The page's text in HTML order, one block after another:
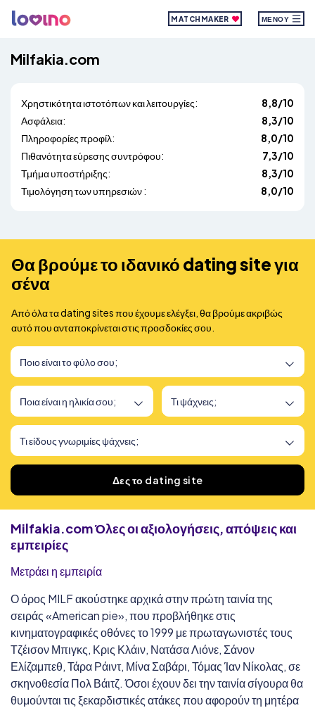
MATCHMAKER ΜΕΝΟΎ
Milfakia.com
Χρηστικότητα ιστοτόπων και λειτουργίες:
8,8/10
Ασφάλεια:
8,3/10
Πληροφορίες προφίλ:
8,0/10
Πιθανότητα εύρεσης συντρόφου:
7,3/10
Τμήμα υποστήριξης:
8,3/10
Τιμολόγηση των υπηρεσιών :
8,0/10
Θα βρούμε το ιδανικό dating site για
σένα
Από όλα τα dating sites που έχουμε ελέγξει, θα βρούμε ακριβώς
αυτό που ανταποκρίνεται στις προσδοκίες σου.
Βρήκαμε Δες το dating site
Milfakia.comΌλες οι αξιολογήσεις, απόψεις και
εμπειρίες
Μετράει η εμπειρία
Ο όρος MILF ακούστηκε αρχικά στην πρώτη ταινία της
σειράς «American pie», που προβλήθηκε στις
κινηματογραφικές οθόνες το 1999 με πρωταγωνιστές τους
Τζέισον Μπιγκς, Κρις Κλάιν, Νατάσα Λιόνε, Σάνον
Ελίζαμπεθ, Τάρα Ράιντ, Μίνα Σαβάρι, Τόμας Ίαν Νίκολας, σε
σκηνοθεσία Πολ Βάιτζ. Όσοι έχουν δει την ταινία σίγουρα θα
θυμούνται τις ξεκαρδιστικές ατάκες που αφορούν τη μητέρα